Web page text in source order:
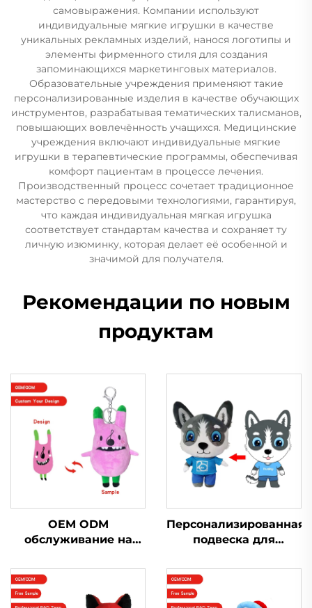
самовыражения. Компании используют
индивидуальные мягкие игрушки в качестве
уникальных рекламных изделий, нанося логотипы и
элементы фирменного стиля для создания
запоминающихся маркетинговых материалов.
Образовательные учреждения применяют такие
персонализированные изделия в качестве обучающих
инструментов, разрабатывая тематических талисманов,
повышающих вовлечённость учащихся. Медицинские
учреждения включают индивидуальные мягкие
игрушки в терапевтические программы, обеспечивая
комфорт пациентам в процессе лечения.
Производственный процесс сочетает традиционное
мастерство с передовыми технологиями, гарантируя,
что каждая индивидуальная мягкая игрушка
соответствует стандартам качества и сохраняет ту
личную изюминку, которая делает её особенной и
значимой для получателя.
Рекомендации по новым
продуктам
OEM ODM
обслуживание на
плюшевый брелок
игрушка мягкая
брелок плюшевая
Персонализированная
подвеска для
дыхания,
изготовленная на
заказ, плюшевая